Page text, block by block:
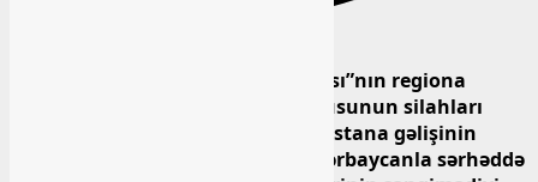
Avropa İttifaqının “mülki missiyası”nın regiona
gəlişindən sonra Ermənistan ordusunun silahları
susmaq bilmir. Missiyanın Ermənistana gəlişinin
ertəsindən (21 fevral) etibarən Azərbaycanla sərhəddə